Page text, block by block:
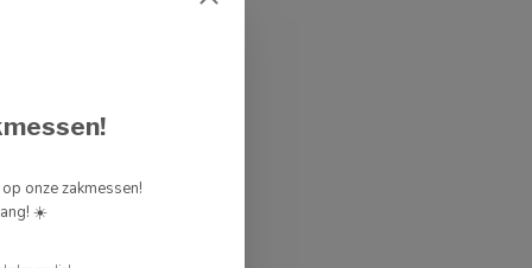
onze zakmessen!
☀️